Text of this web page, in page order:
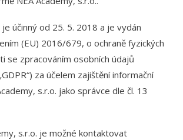
účinný od 25. 5. 2018 a je vydán
(EU) 2016/679, o ochraně fyzických
se zpracováním osobních údajů
za účelem zajištění informační
s.r.o. jako správce dle čl. 13
s.r.o. je možné kontaktovat